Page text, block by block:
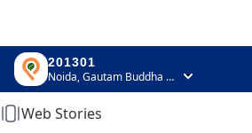
201301
Noida, Gautam Buddha Nagar, Uttar Pradesh
Home
Web Stories